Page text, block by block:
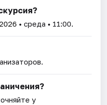
• среда • 11:00.
у